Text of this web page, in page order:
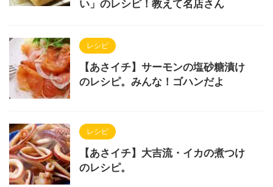
い」のレシピ！教えて名店さん
レシピ
【あさイチ】サーモンの塩砂糖漬け
のレシピ。みんな！ゴハンだよ
レシピ
【あさイチ】大吉流・イカの煮つけ
のレシピ。